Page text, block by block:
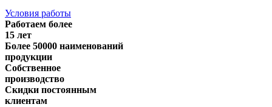
Условия работы
Работаем более
15 лет
Более 50000 наименований
продукции
Собственное
производство
Скидки постоянным
клиентам